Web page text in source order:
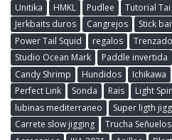
Unitika
HMKL Pudlee Tutorial
Jerkbaits duros
Cangrejos Stick
Power Tail Squid
regalos Trenzado
Studio Ocean Mark
Paddle invertida
Candy Shrimp
Hundidos Ichikawa
Perfect Link
Sonda Rais Light
lubinas mediterraneo
Super ligth
Carrete slow jigging
Trucha